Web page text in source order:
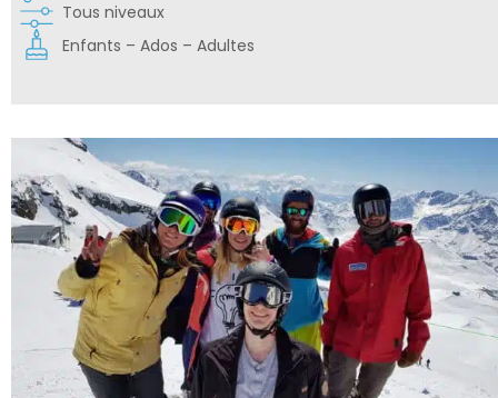
Tous niveaux
Enfants – Ados – Adultes